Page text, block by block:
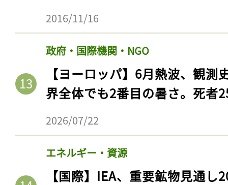
2016/11/16
政府・国際機関・NGO
【ヨーロッパ】6月熱波、観
界全体でも2番目の暑さ。死者
2026/07/22
エネルギー・資源
【国際】IEA、重要鉱物見通
会員登録